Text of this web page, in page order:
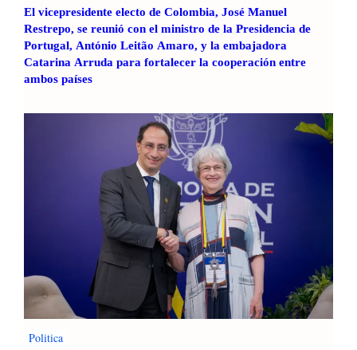
El vicepresidente electo de Colombia, José Manuel
Restrepo, se reunió con el ministro de la Presidencia de
Portugal, António Leitão Amaro, y la embajadora
Catarina Arruda para fortalecer la cooperación entre
ambos países
Politica